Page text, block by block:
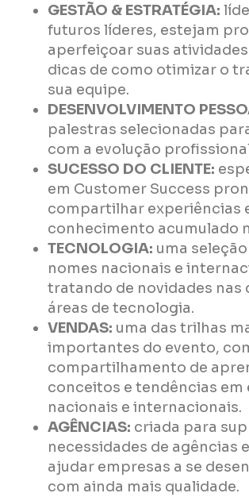
GESTÃO & ESTRATÉGIA:
futuros líderes, estejam
aperfeiçoar suas
dicas de como otimizar o
sua equipe.
DESENVOLVIMENTO
palestras selecionadas
com a evolução
SUCESSO DO CLIENTE:
em Customer Success
compartilhar experiências
conhecimento acumulado
TECNOLOGIA: uma
nomes nacionais e
tratando de novidades nas
áreas de tecnologia.
VENDAS: uma das trilhas
importantes do evento,
compartilhamento de
conceitos e tendências em
nacionais e internacionais.
AGÊNCIAS: criada para
necessidades de agências
ajudar empresas a se
com ainda mais qualidade.